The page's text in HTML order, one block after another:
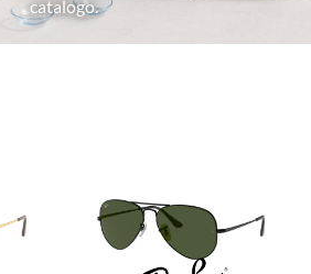
catalogo.